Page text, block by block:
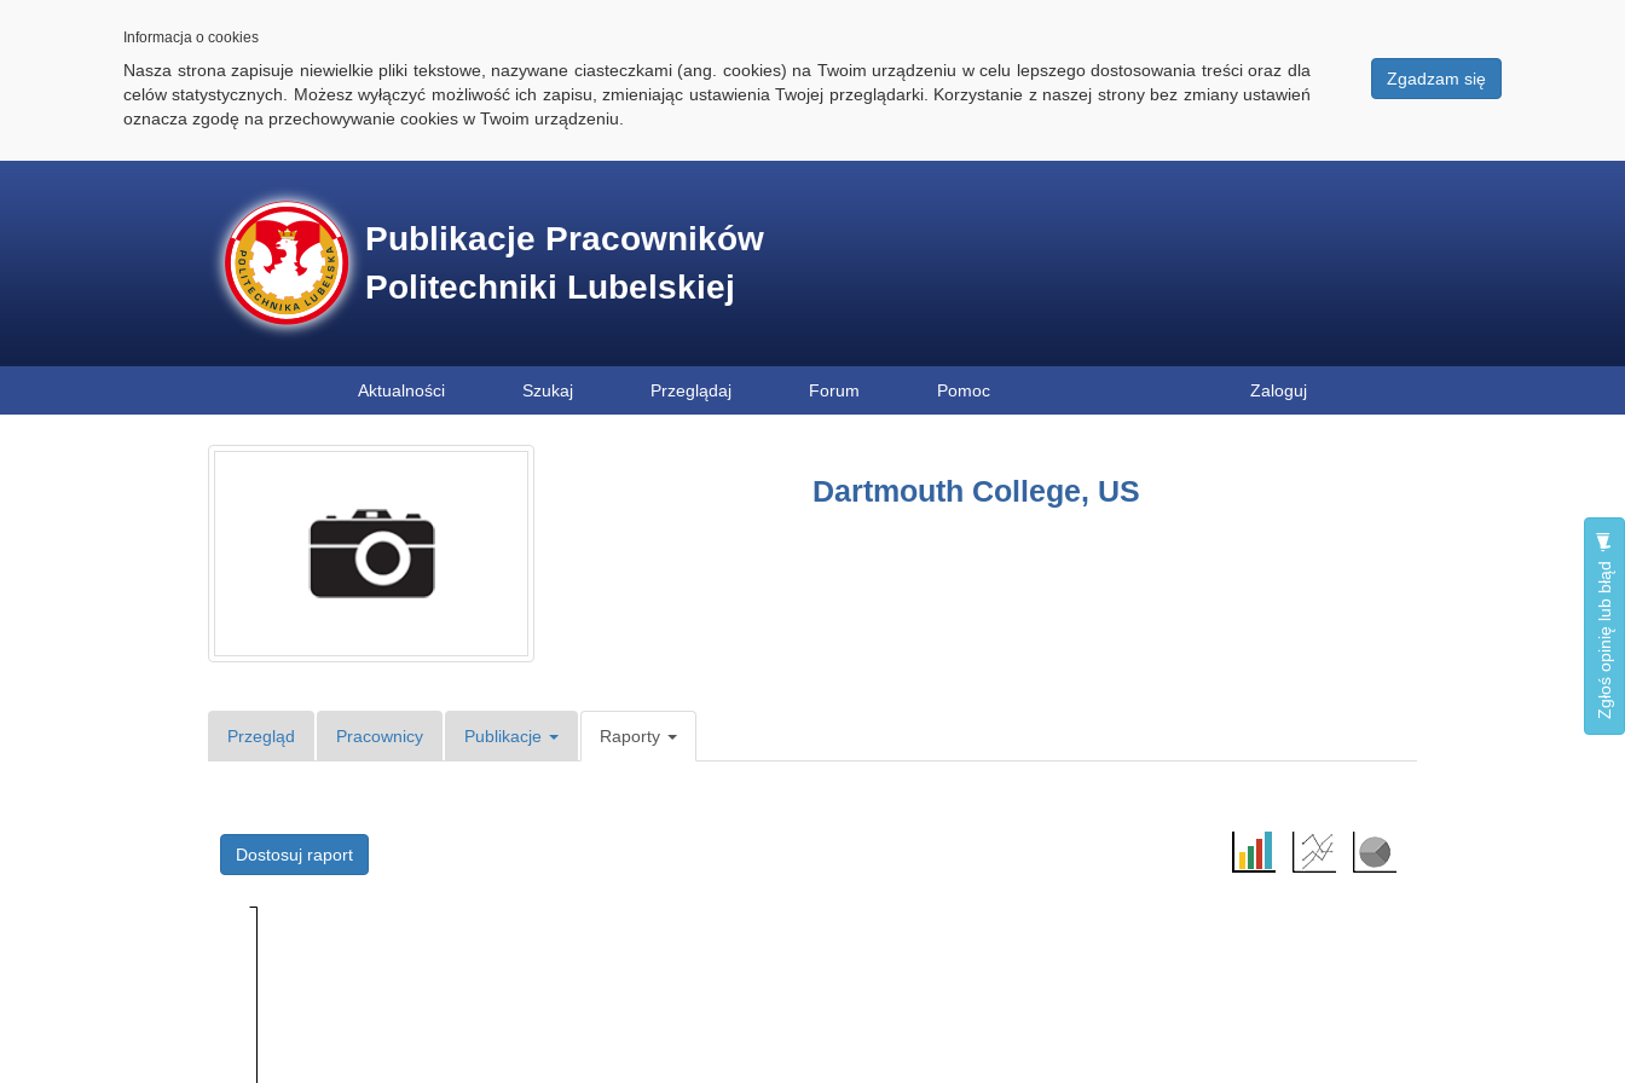
Informacja o cookies
Zgadzam się
Nasza strona zapisuje niewielkie pliki tekstowe, nazywane ciasteczkami (ang. cookies) na Twoim urządzeniu w celu lepszego dostosowania treści oraz dla
celów statystycznych. Możesz wyłączyć możliwość ich zapisu, zmieniając ustawienia Twojej przeglądarki. Korzystanie z naszej strony bez zmiany ustawień
oznacza zgodę na przechowywanie cookies w Twoim urządzeniu.
Publikacje Pracowników
Politechniki Lubelskiej
Aktualności Szukaj Przeglądaj Forum Pomoc Zaloguj
Zgłoś opinię lub błąd
Dartmouth College, US
Przegląd Pracownicy Publikacje Raporty
Dostosuj raport